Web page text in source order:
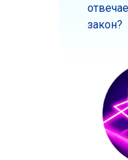
закон?